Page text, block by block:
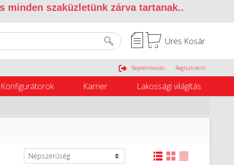
minden szaküzletünk zárva tartanak..
Üres Kosár
Belépés
Bejelentkezés Regisztráció
Konfigurátorok Karrier Lakossági világítás